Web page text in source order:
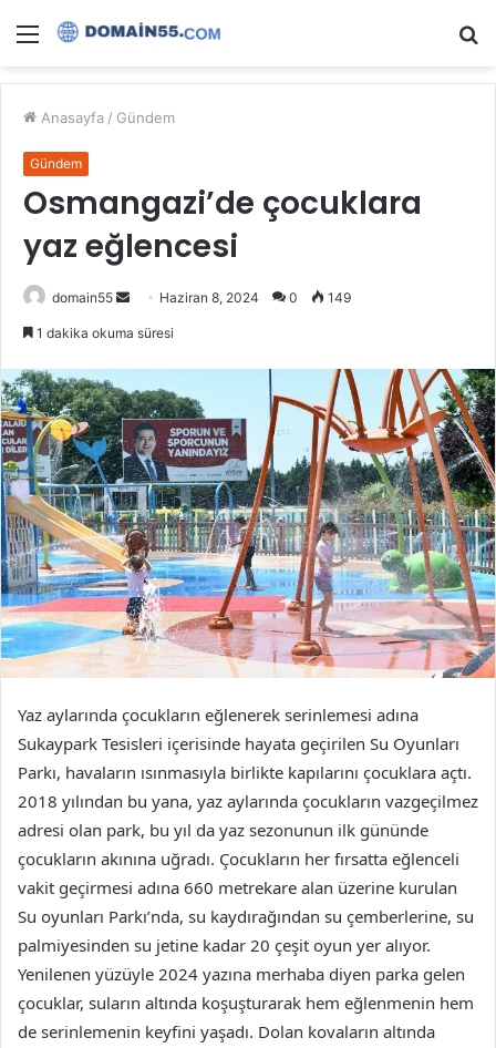
Menü
Anasayfa / Gündem
Gündem
Osmangazi’de çocuklara
yaz eğlencesi
domain55
Bir
Haziran 8, 2024 0 149
1 dakika okuma süresi
Yaz aylarında çocukların eğlenerek serinlemesi adına
Sukaypark Tesisleri içerisinde hayata geçirilen Su Oyunları
Parkı, havaların ısınmasıyla birlikte kapılarını çocuklara açtı.
2018 yılından bu yana, yaz aylarında çocukların vazgeçilmez
adresi olan park, bu yıl da yaz sezonunun ilk gününde
çocukların akınına uğradı. Çocukların her fırsatta eğlenceli
vakit geçirmesi adına 660 metrekare alan üzerine kurulan
Su oyunları Parkı’nda, su kaydırağından su çemberlerine, su
palmiyesinden su jetine kadar 20 çeşit oyun yer alıyor.
Yenilenen yüzüyle 2024 yazına merhaba diyen parka gelen
çocuklar, suların altında koşuşturarak hem eğlenmenin hem
de serinlemenin keyfini yaşadı. Dolan kovaların altında